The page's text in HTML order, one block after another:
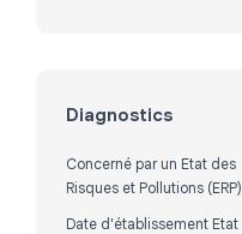
Diagnostics
Concerné par un Etat des
Risques et Pollutions (ERP)
Date d'établissement Etat